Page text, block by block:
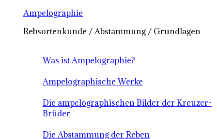
Ampelographie
Rebsortenkunde / Abstammung / Grundlagen
Was ist Ampelographie?
Ampelographische Werke
Die ampelographischen Bilder der Kreuzer-
Brüder
Die Abstammung der Reben